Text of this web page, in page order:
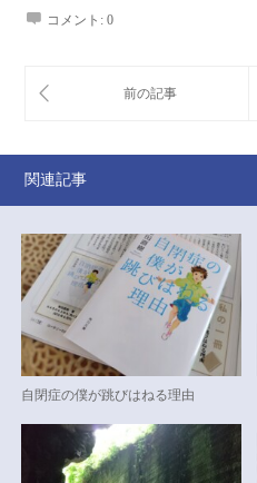
コメント: 0
関連記事
自閉症の僕が跳びはねる理由